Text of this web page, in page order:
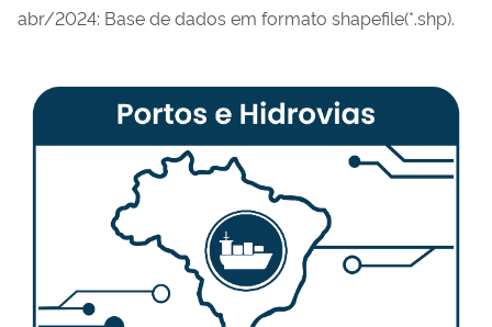
abr/2024: Base de dados em formato shapefile(*.shp).